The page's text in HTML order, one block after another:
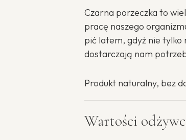
Czarna porzeczka to
pracę naszego
pić latem, gdyż nie tylko
dostarczają nam
Produkt naturalny, bez
Wartości